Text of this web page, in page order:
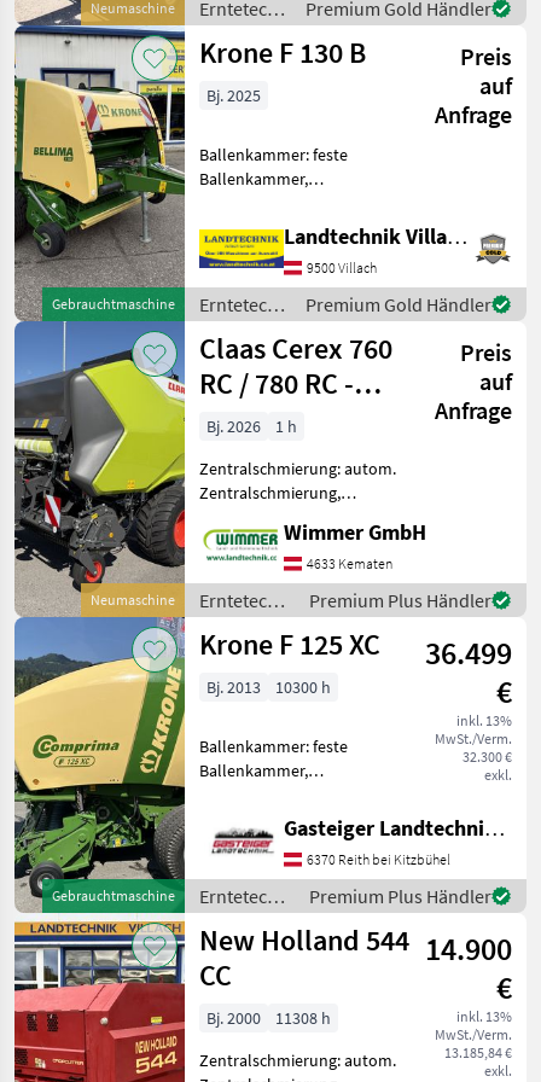
Neumaschine
Ballengröße: Breite: 1, 20 m
/ Durchmes
Erntetechnik
Grünland /
Case IH
Premium Gold Händler
Gebrauchtmaschine
Krone F 130 B
Preis
auf
Anfrage
Bj. 2025
Ballenkammer: feste
Ballenkammer,
Krone Bellima F 130 B
Rundballenpresse mit
breitem Pick Up und
Raffersystem,
Gummitasträder,
Netzbindung, Ba
Landtechnik Villach GmbH
9500 Villach
Erntetechnik
Grünland /
Krone
Premium Gold Händler
Neumaschine
Claas Cerex 760
RC / 780 RC -
Rundballenpresse
Preis
auf
Anfrage
Bj. 2026
1 h
Zentralschmierung: autom.
Zentralschmierung,
Ballenkammer,
Ballenrampe, Druckluft,
Netzbindung,
Rollenniederhalter,
Schneidwerk Die neue
CLAAS CEREX
Wimmer GmbH
4633 Kematen
Erntetechnik
Grünland /
Claas
Premium Plus Händler
Gebrauchtmaschine
Krone F 125 XC
36.499
€
inkl. 13%
MwSt./Verm.
32.300 €
exkl.
Bj. 2013 10300 h
Ballenkammer: feste
Ballenkammer,
Rollenniederhalter,
Schneidwerk Maschine ist in
sehr gutem Zustand und
sofort Einsatzbereit .
Gesamtballen10300 der
Roll
Gasteiger Landtechnik GmbH
6370 Reith bei Kitzbühel
Erntetechnik
Grünland /
Krone
Premium Plus Händler
New Holland 544
CC
14.900
€
inkl. 13%
MwSt./Verm.
13.185,84 €
exkl.
Bj. 2000
11308 h
Zentralschmierung: autom.